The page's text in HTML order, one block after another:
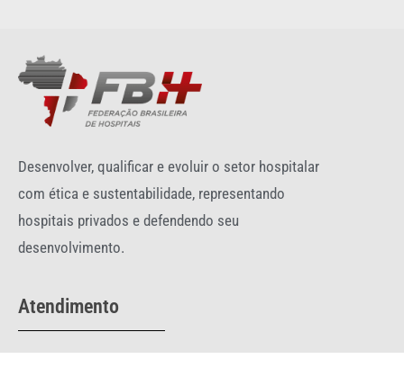
Desenvolver, qualificar e evoluir o setor hospitalar
com ética e sustentabilidade, representando
hospitais privados e defendendo seu
desenvolvimento.
Atendimento